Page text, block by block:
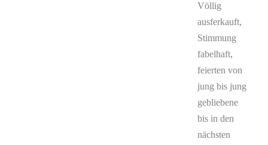
Völlig
ausferkauft,
Stimmung
fabelhaft,
feierten von
jung bis jung
gebliebene
bis in den
nächsten